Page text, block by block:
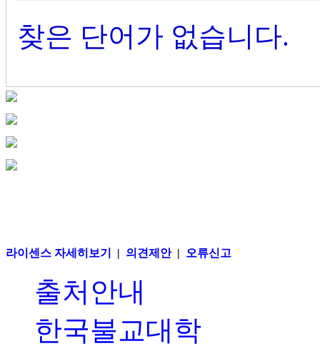
찾은 단어가 없습니다.
라이센스 자세히보기 | 의견제안| 오류신고
출처안내
한국불교대학